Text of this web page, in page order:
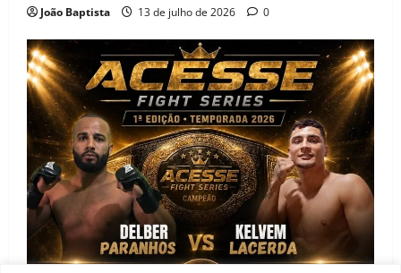
João Baptista 13 de julho de 2026 0